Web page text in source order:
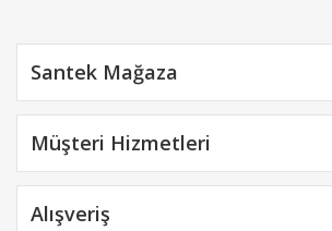
Santek Mağaza
Müşteri Hizmetleri
Alışveriş